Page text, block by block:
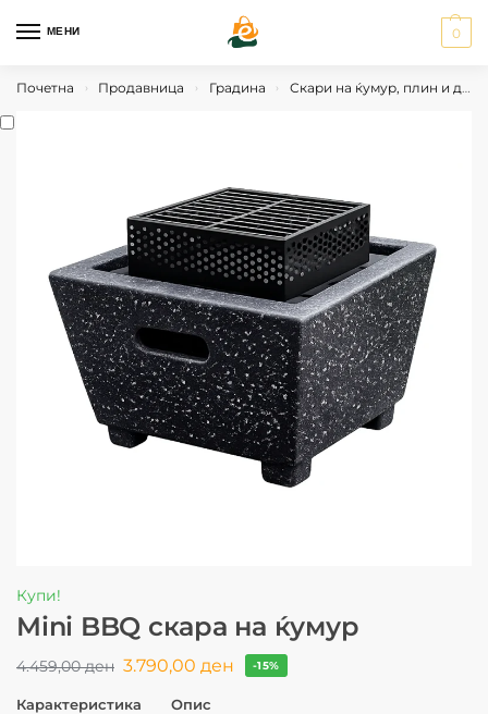
МЕНИ 0
Почетна › Продавница › Градина › Скари на ќумур, плин и дрва
Купи!
Mini BBQ скара на ќумур
4.459,00ден 3.790,00 ден -15%
Карактеристика Опис